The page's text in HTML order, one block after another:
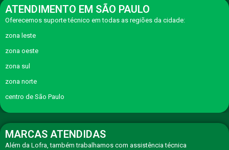
ATENDIMENTO EM SÃO PAULO
Oferecemos suporte técnico em todas as regiões da cidade:
zona leste
zona oeste
zona sul
zona norte
centro de São Paulo
MARCAS ATENDIDAS
Além da Lofra, também trabalhamos com assistência técnica